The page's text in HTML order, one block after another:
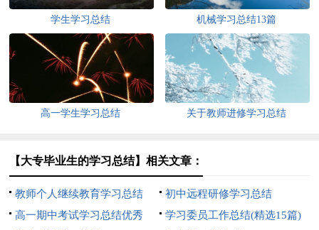
学生学习总结 机械学习总结13篇
高一学生学习总结 关于教师进修学习总结
【大专毕业生的学习总结】相关文章：
教师个人继续教育学习总结
初中远程研修学习总结
高一期中考试学习总结优秀
学习委员工作总结(精选15篇)